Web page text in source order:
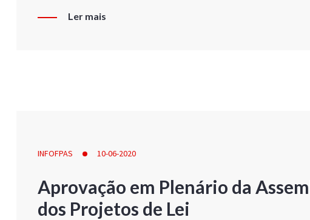
Ler mais
INFOFPAS 10-06-2020
Aprovação em Plenário da
dos Projetos de Lei